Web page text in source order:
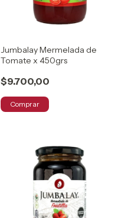
Jumbalay Mermelada de
Tomate x 450grs
$9.700,00
Comprar